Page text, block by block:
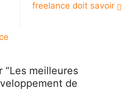
freelance doit savoir
“Les meilleures
de